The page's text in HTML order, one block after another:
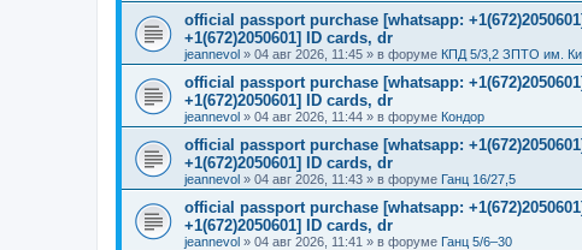
official passport purchase [whatsapp:
+1(672)2050601] ID cards, dr
jeannevol » 04 авг 2026, 11:45 » в форуме КПД 5/3,2 ЗПТО им.
official passport purchase [whatsapp:
+1(672)2050601] ID cards, dr
jeannevol » 04 авг 2026, 11:44 » в форуме Кондор
official passport purchase [whatsapp:
+1(672)2050601] ID cards, dr
jeannevol » 04 авг 2026, 11:43 » в форуме Ганц 16/27,5
official passport purchase [whatsapp:
+1(672)2050601] ID cards, dr
jeannevol » 04 авг 2026, 11:41 » в форуме Ганц 5/6–30